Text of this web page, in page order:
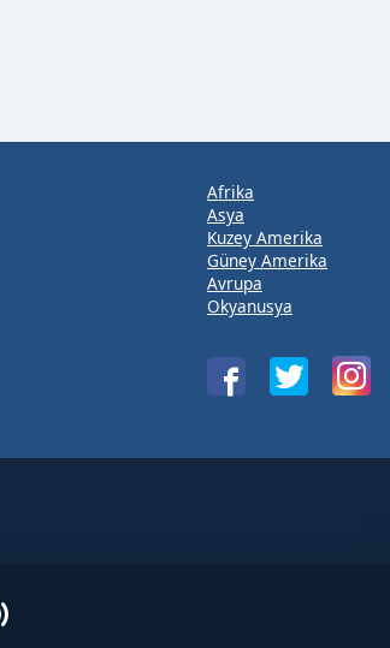
Afrika
Asya
Kuzey Amerika
Güney Amerika
Avrupa
Okyanusya